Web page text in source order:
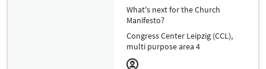
What's next for the Church
Manifesto?
Congress Center Leipzig (CCL),
multi purpose area 4